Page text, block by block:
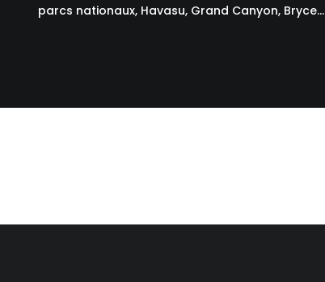
parcs nationaux, Havasu, Grand Canyon, Bryce...